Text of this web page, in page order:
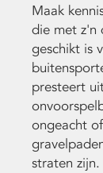
Maak
die met z'n
geschikt is
presteert
ongeacht
straten zijn.